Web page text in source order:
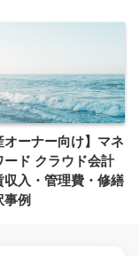
オーナー向け】マネ
ード クラウド会計
収入・管理費・修繕
例